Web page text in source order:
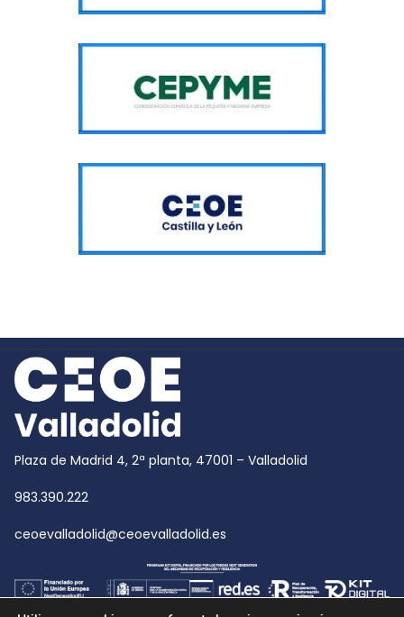
Plaza de Madrid 4, 2ª planta, 47001 – Valladolid
983.390.222
ceoevalladolid@ceoevalladolid.es